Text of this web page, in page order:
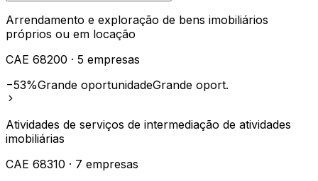
Arrendamento e exploração de bens imobiliários
próprios ou em locação
CAE 68200 · 5 empresas
−53%Grande oportunidadeGrande oport.
Atividades de serviços de intermediação de atividades
imobiliárias
CAE 68310 · 7 empresas